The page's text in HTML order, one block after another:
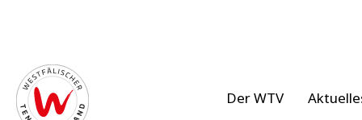
Der WTV